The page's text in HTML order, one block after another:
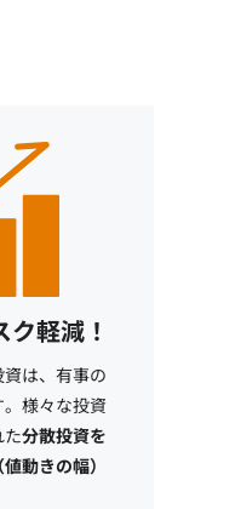
軽減！
は、有事の
様々な投資
分散投資を
動きの幅）